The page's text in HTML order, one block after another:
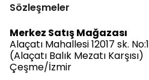
Sözleşmeler
Merkez Satış Mağazası
Alaçatı Mahallesi 12017 sk. No:1
(Alaçatı Balık Mezatı Karşısı)
Çeşme/İzmir